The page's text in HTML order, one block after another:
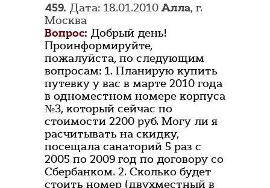
459. Дата: 18.01.2010Алла, г.
Москва
Вопрос: Добрый день!
Проинформируйте,
пожалуйста, по следующим
вопросам: 1. Планирую купить
путевку у вас в марте 2010 года
в одноместном номере корпуса
№3, который сейчас по
стоимости 2200 руб. Могу ли я
расчитывать на скидку,
посещала санаторий 5 раз с
2005 по 2009 год по договору со
Сбербанком. 2. Сколько будет
стоить номер (двухместный в